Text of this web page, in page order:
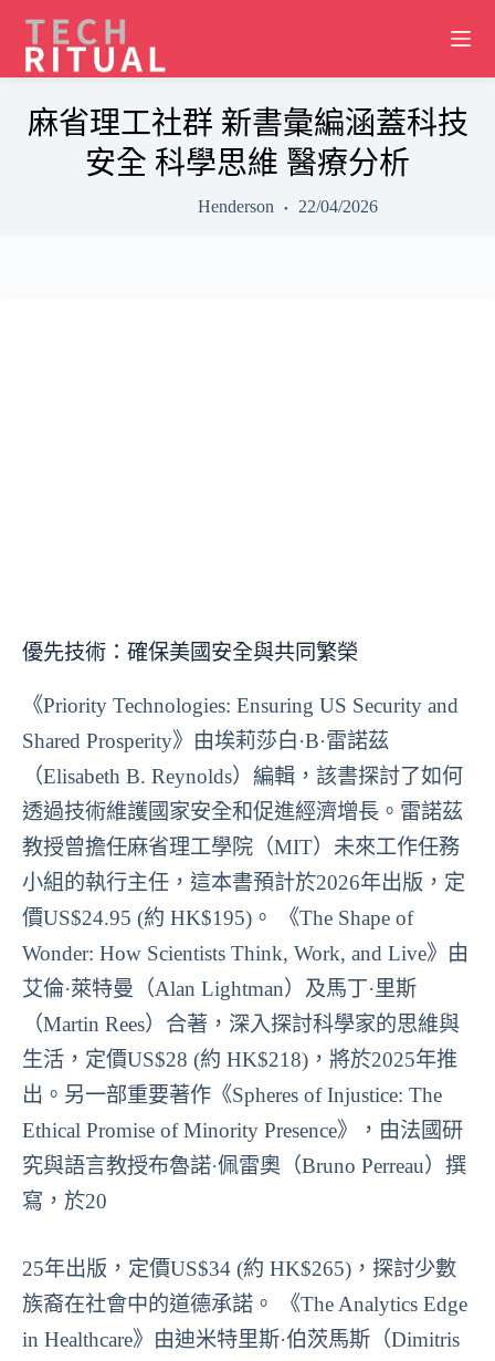
content
麻省理工社群 新書彙編涵蓋科技
安全 科學思維 醫療分析
Henderson 22/04/2026
優先技術：確保美國安全與共同繁榮
《Priority Technologies: Ensuring US Security and
Shared Prosperity》由埃莉莎白·B·雷諾茲
（Elisabeth B. Reynolds）編輯，該書探討了如何
透過技術維護國家安全和促進經濟增長。雷諾茲
教授曾擔任麻省理工學院（MIT）未來工作任務
小組的執行主任，這本書預計於2026年出版，定
價US$24.95 (約 HK$195)。 《The Shape of
Wonder: How Scientists Think, Work, and Live》由
艾倫·萊特曼（Alan Lightman）及馬丁·里斯
（Martin Rees）合著，深入探討科學家的思維與
生活，定價US$28 (約 HK$218)，將於2025年推
出。另一部重要著作《Spheres of Injustice: The
Ethical Promise of Minority Presence》，由法國研
究與語言教授布魯諾·佩雷奧（Bruno Perreau）撰
寫，於20
25年出版，定價US$34 (約 HK$265)，探討少數
族裔在社會中的道德承諾。 《The Analytics Edge
in Healthcare》由迪米特里斯·伯茨馬斯（Dimitris